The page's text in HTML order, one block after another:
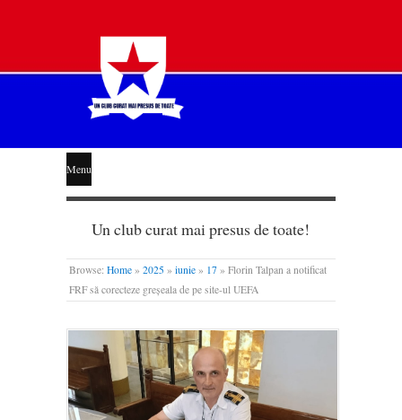
STEAUA
LIBERĂ
Menu
Un club curat mai presus de toate!
Browse: Home » 2025 » iunie » 17 » Florin Talpan a notificat
FRF să corecteze greșeala de pe site-ul UEFA